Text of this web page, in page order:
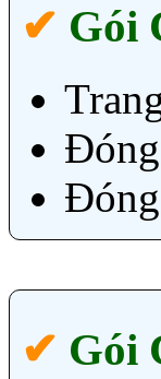
✔‎ Gói
✔‎ Gói